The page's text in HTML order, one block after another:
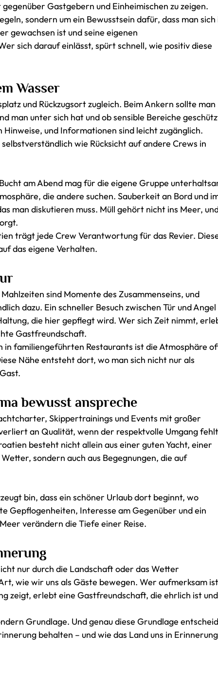
Gastgebern und Einheimischen zu zeigen.
sondern um ein Bewusstsein dafür, dass man sich
gewachsen ist und seine eigenen
sich darauf einlässt, spürt schnell, wie positiv diese
Wasser
und Rückzugsort zugleich. Beim Ankern sollte man
man unter sich hat und ob sensible Bereiche
und Informationen sind leicht zugänglich.
wie Rücksicht auf andere Crews in
am Abend mag für die eigene Gruppe
die andere suchen. Sauberkeit an Bord und
man diskutieren muss. Müll gehört nicht ins Meer,
trägt jede Crew Verantwortung für das Revier.
das eigene Verhalten.
sind Momente des Zusammenseins, und
dazu. Ein schneller Besuch zwischen Tür und Angel
die hier gepflegt wird. Wer sich Zeit nimmt,
Gastfreundschaft.
in familiengeführten Restaurants ist die Atmosphäre
Nähe entsteht dort, wo man sich nicht nur als
bewusst anspreche
Skippertrainings und Events mit großer
an Qualität, wenn der respektvolle Umgang
besteht nicht allein aus einer guten Yacht, einer
sondern auch aus Begegnungen, die auf
bin, dass ein schöner Urlaub dort beginnt, wo
Gepflogenheiten, Interesse am Gegenüber und ein
verändern die Tiefe einer Reise.
nur durch die Landschaft oder das Wetter
wie wir uns als Gäste bewegen. Wer aufmerksam
zeigt, erlebt eine Gastfreundschaft, die ehrlich ist und
Grundlage. Und genau diese Grundlage
behalten – und wie das Land uns in Erinnerung